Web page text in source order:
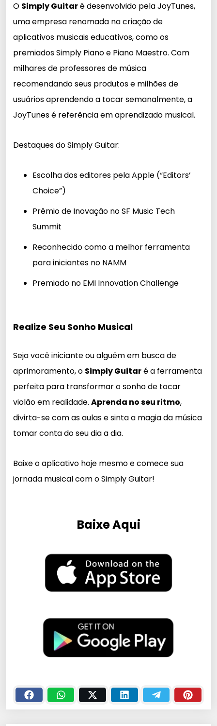
O Simply Guitaré desenvolvido pela JoyTunes,
uma empresa renomada na criação de
aplicativos musicais educativos, como os
premiados Simply Piano e Piano Maestro. Com
milhares de professores de música
recomendando seus produtos e milhões de
usuários aprendendo a tocar semanalmente, a
JoyTunes é referência em aprendizado musical.
Destaques do Simply Guitar:
Escolha dos editores pela Apple (“Editors’
Choice”)
Prêmio de Inovação no SF Music Tech
Summit
Reconhecido como a melhor ferramenta
para iniciantes no NAMM
Premiado no EMI Innovation Challenge
Realize Seu Sonho Musical
Seja você iniciante ou alguém em busca de
aprimoramento, o Simply Guitaré a ferramenta
perfeita para transformar o sonho de tocar
violão em realidade. Aprenda no seu ritmo,
divirta-se com as aulas e sinta a magia da música
tomar conta do seu dia a dia.
Baixe o aplicativo hoje mesmo e comece sua
jornada musical com o Simply Guitar!
Baixe Aqui